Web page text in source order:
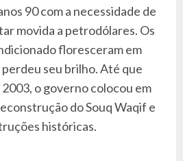
90 com a necessidade de
movida a petrodólares. Os
floresceram em
seu brilho. Até que
o governo colocou em
do Souq Waqif e
históricas.